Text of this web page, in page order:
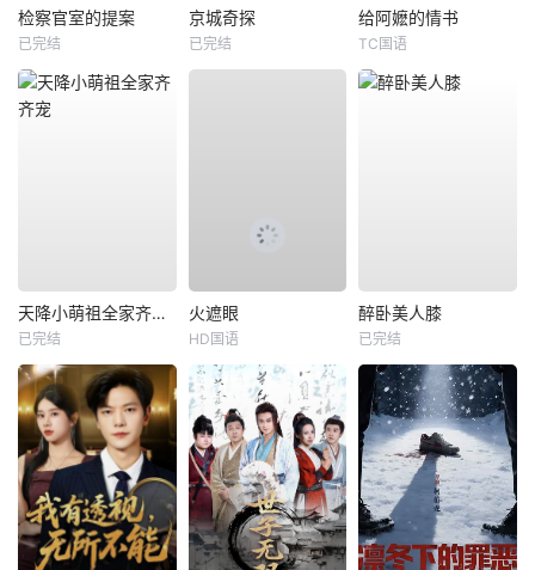
检察官室的提案
已完结
京城奇探
已完结
给阿嬷的情书
TC国语
天降小萌祖全家齐齐宠
已完结
火遮眼
HD国语
醉卧美人膝
已完结